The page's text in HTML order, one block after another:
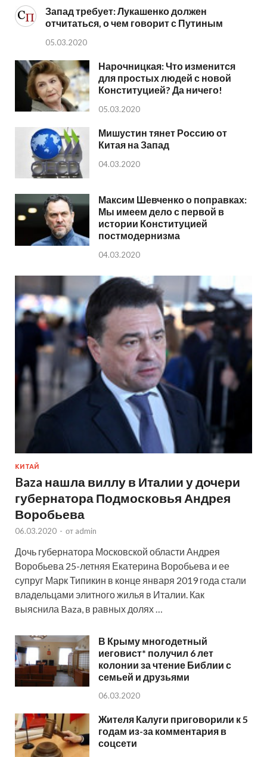
Запад требует: Лукашенко должен
отчитаться, о чем говорит с Путиным
05.03.2020
Нарочницкая: Что изменится
для простых людей с новой
Конституцией? Да ничего!
05.03.2020
Мишустин тянет Россию от
Китая на Запад
04.03.2020
Максим Шевченко о поправках:
Мы имеем дело с первой в
истории Конституцией
постмодернизма
04.03.2020
КИТАЙ
Baza нашла виллу в Италии у дочери
губернатора Подмосковья Андрея
Воробьева
06.03.2020 - от admin
Дочь губернатора Московской области Андрея
Воробьева 25-летняя Екатерина Воробьева и ее
супруг Марк Типикин в конце января 2019 года стали
владельцами элитного жилья в Италии. Как
выяснила Baza, в равных долях …
В Крыму многодетный
иеговист* получил 6 лет
колонии за чтение Библии с
семьей и друзьями
06.03.2020
Жителя Калуги приговорили к 5
годам из-за комментария в
соцсети